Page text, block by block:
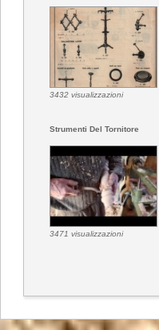
3432 visualizzazioni
Strumenti Del Tornitore
3471 visualizzazioni